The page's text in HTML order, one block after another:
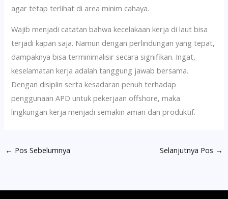
agar tetap terlihat di area minim cahaya.
Wajib menjadi catatan bahwa kecelakaan kerja di laut bisa
terjadi kapan saja. Namun dengan perlindungan yang tepat,
dampaknya bisa terminimalisir secara signifikan. Ingat,
keselamatan kerja adalah tanggung jawab bersama.
Dengan disiplin serta kesadaran penuh terhadap
penggunaan APD untuk pekerjaan offshore, maka
lingkungan kerja menjadi semakin aman dan produktif.
← Pos Sebelumnya Selanjutnya Pos →